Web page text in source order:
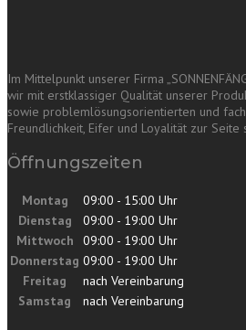
Im Mittelpunkt unserer Firma
wir mit erstklassiger Qualität unserer
sowie problemlösungsorientierten und
Freundlichkeit, Eifer und Loyalität zur Seite
Öffnungszeiten
Montag
09:00 - 15:00 Uhr
Dienstag
09:00 - 19:00 Uhr
Mittwoch
09:00 - 19:00 Uhr
Donnerstag 09:00 - 19:00 Uhr
Freitag
nach Vereinbarung
Samstag
nach Vereinbarung